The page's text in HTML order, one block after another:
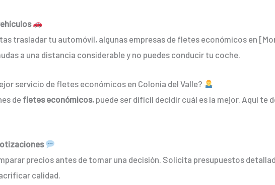
trasladar tu automóvil, algunas empresas de fletes económicos en
a una distancia considerable y no puedes conducir tu coche.
servicio de fletes económicos en Colonia del Valle?
de fletes económicos, puede ser difícil decidir cuál es la mejor. Aquí te
precios antes de tomar una decisión. Solicita presupuestos
calidad.